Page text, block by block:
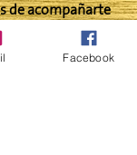
de acompañarte
parte de tu
Facebook